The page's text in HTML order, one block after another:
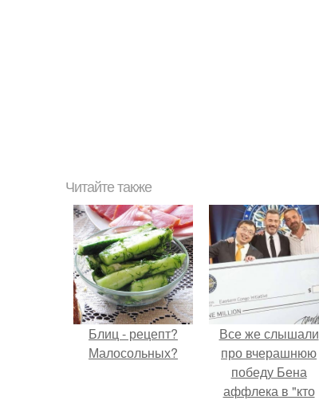
Читайте также
Блиц - рецепт?
Малосольных?
Все же слышали
про вчерашнюю
победу Бена
аффлека в "кто